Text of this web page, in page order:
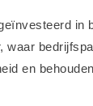
in
en